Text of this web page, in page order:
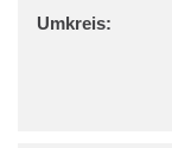
Umkreis: